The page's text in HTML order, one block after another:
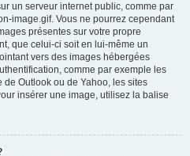
un serveur internet public, comme par
image.gif. Vous ne pourrez cependant
présentes sur votre propre
que celui-ci soit en lui-même un
vers des images hébergées
comme par exemple les
Outlook ou de Yahoo, les sites
insérer une image, utilisez la balise